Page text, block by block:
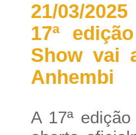
21/03/2025
17ª
Show vai
Anhembi
A 17ª